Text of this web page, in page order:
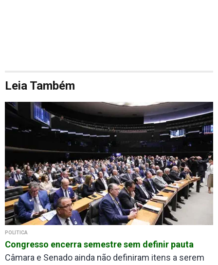
Leia Também
POLÍTICA
Congresso encerra semestre sem definir pauta
Câmara e Senado ainda não definiram itens a serem